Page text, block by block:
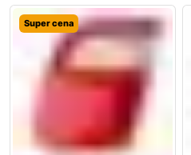
Super cena